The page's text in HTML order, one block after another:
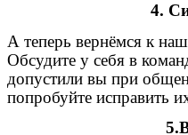
4.
А теперь вернёмся к
Обсудите у себя в
допустили вы при
попробуйте исправить